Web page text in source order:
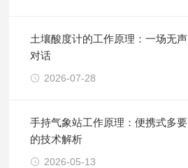
土壤酸度计的工作原理：一场无
对话
2026-07-28
手持气象站工作原理：便携式多
的技术解析
2026-05-13